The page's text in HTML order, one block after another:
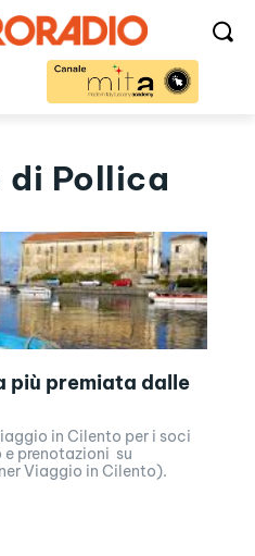
di Pollica
più premiata dalle
in Cilento per i soci
prenotazioni su
Viaggio in Cilento).